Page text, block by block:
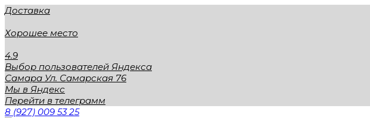
Перейти
содержанию
Доставка
Хорошее место
4.9
Выбор пользователей Яндекса
Самара Ул. Самарская 76
Мы в Яндекс
Перейти в телеграмм
8 (927) 009 53 25